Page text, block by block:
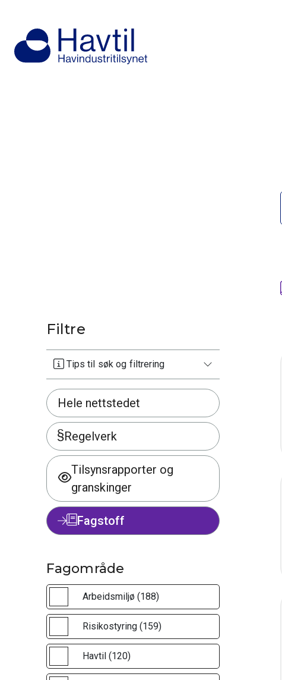
Filtre
Tips til søk og filtrering
Hele nettstedet
Regelverk
Tilsynsrapporter og
granskinger
Fagstoff
Fagområde
Arbeidsmiljø (188)
Risikostyring (159)
Havtil (120)